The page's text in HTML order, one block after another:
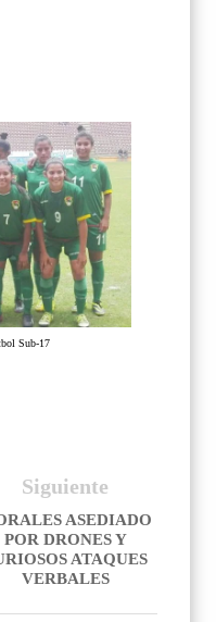
Sub-17
Siguiente
ASEDIADO
POR DRONES Y
ATAQUES
VERBALES